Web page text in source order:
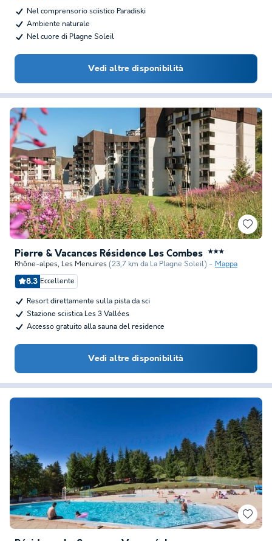
Nel comprensorio sciistico Paradiski
Ambiente naturale
Nel cuore di Plagne Soleil
Vedi altre disponibilità
Pierre & Vacances Résidence Les Combes ★★★
Rhône-alpes, Les Menuires (23,7 km da La Plagne Soleil) Mappa
8.3 Eccellente
Resort direttamente sulla pista da sci
Stazione sciistica Les 3 Vallées
Accesso gratuito alla sauna del residence
Vedi altre disponibilità